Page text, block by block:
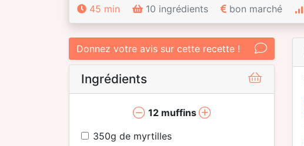
45 min 10 ingrédients bon marché
Donnez votre avis sur cette recette !
Ingrédients
12muffins
350g de myrtilles